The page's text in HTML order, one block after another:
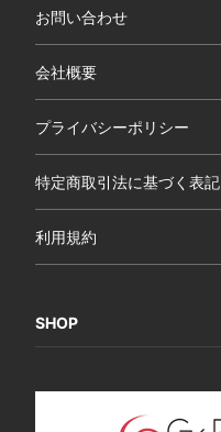
お問い合わせ
会社概要
プライバシーポリシー
特定商取引法に基づく表記
利用規約
SHOP